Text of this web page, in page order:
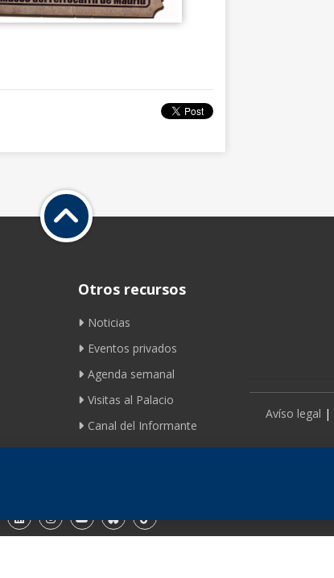
Otros recursos
Noticias
Eventos privados
Agenda semanal
Visitas al Palacio
Canal del Informante
Contacto
Avíso legal |